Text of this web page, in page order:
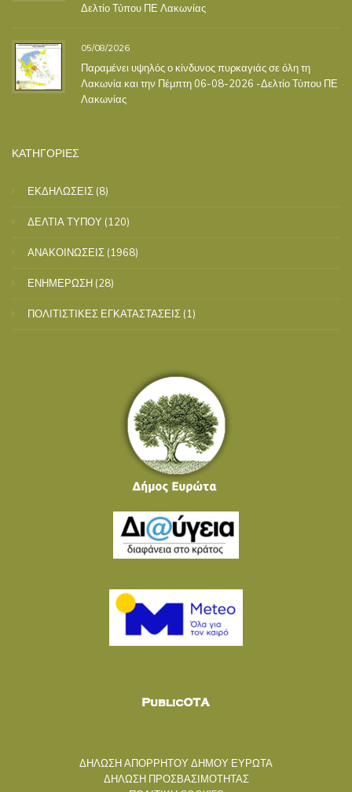
Δελτίο Τύπου ΠΕ Λακωνίας
05/08/2026
Παραμένει υψηλός ο κίνδυνος πυρκαγιάς σε όλη τη
Λακωνία και την Πέμπτη 06-08-2026 -Δελτίο Τύπου ΠΕ
Λακωνίας
ΚΑΤΗΓΟΡΙΕΣ
ΕΚΔΗΛΩΣΕΙΣ (8)
ΔΕΛΤΙΑ ΤΥΠΟΥ (120)
ΑΝΑΚΟΙΝΩΣΕΙΣ (1968)
ΕΝΗΜΕΡΩΣΗ (28)
ΠΟΛΙΤΙΣΤΙΚΕΣ ΕΓΚΑΤΑΣΤΑΣΕΙΣ (1)
ΔΗΛΩΣΗ ΑΠΟΡΡΗΤΟΥ ΔΗΜΟΥ ΕΥΡΩΤΑ
ΔΗΛΩΣΗ ΠΡΟΣΒΑΣΙΜΟΤΗΤΑΣ